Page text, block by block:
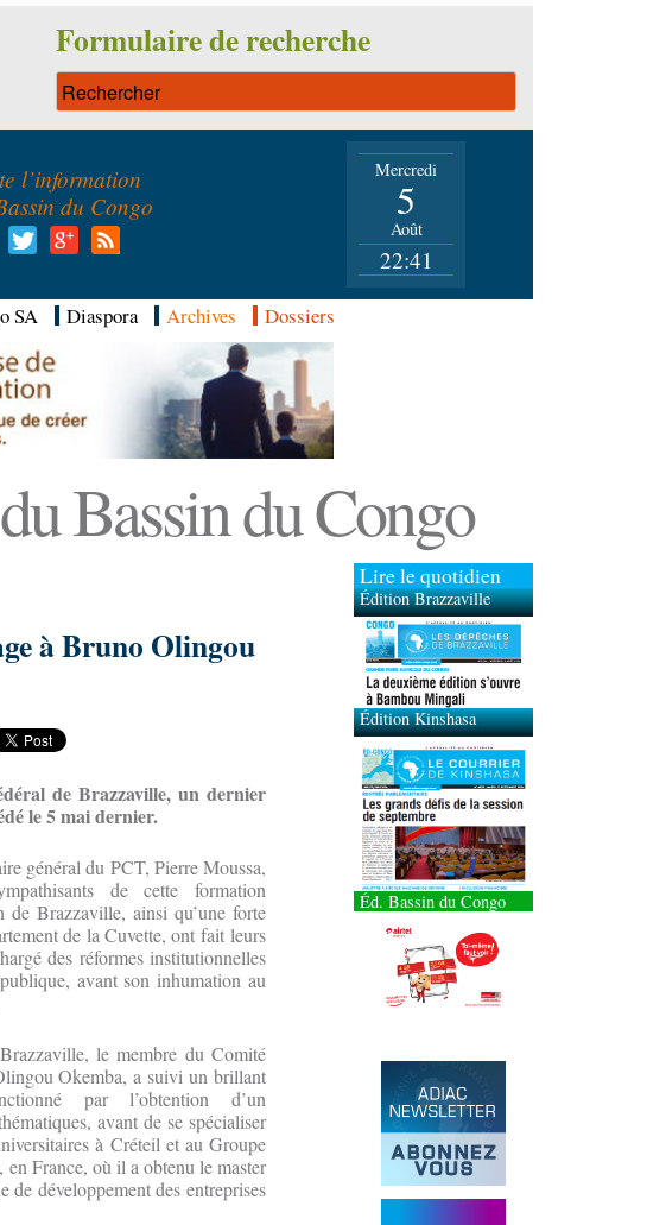
Formulaire de recherche
l’information
du Congo
Mercredi
5
Août
22:41
SA Diaspora Archives Dossiers
Bassin du Congo
à Bruno Olingou
de Brazzaville, un dernier
le 5 mai dernier.
général du PCT, Pierre Moussa,
de cette formation
Brazzaville, ainsi qu’une forte
de la Cuvette, ont fait leurs
des réformes institutionnelles
avant son inhumation au
le membre du Comité
Okemba, a suivi un brillant
par l’obtention d’un
avant de se spécialiser
à Créteil et au Groupe
France, où il a obtenu le master
développement des entreprises
Lire le quotidien
Édition Brazzaville
Édition Kinshasa
Éd. Bassin du Congo